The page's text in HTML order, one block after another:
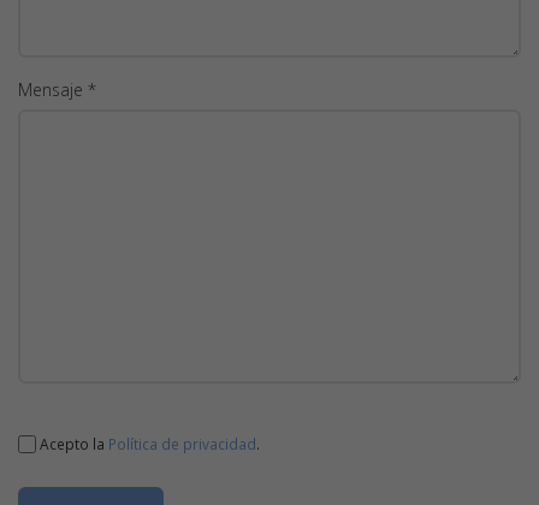
Mensaje *
Acepto la Política de privacidad.